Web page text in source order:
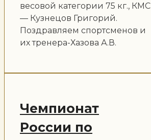
весовой категории 75 кг., КМС
— Кузнецов Григорий.
Поздравляем спортсменов и
их тренера-Хазова А.В.
Чемпионат
России по